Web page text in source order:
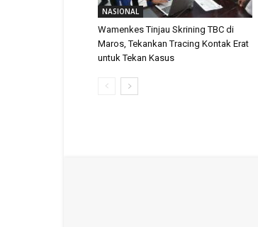
NASIONAL
Wamenkes Tinjau Skrining TBC di
Maros, Tekankan Tracing Kontak Erat
untuk Tekan Kasus